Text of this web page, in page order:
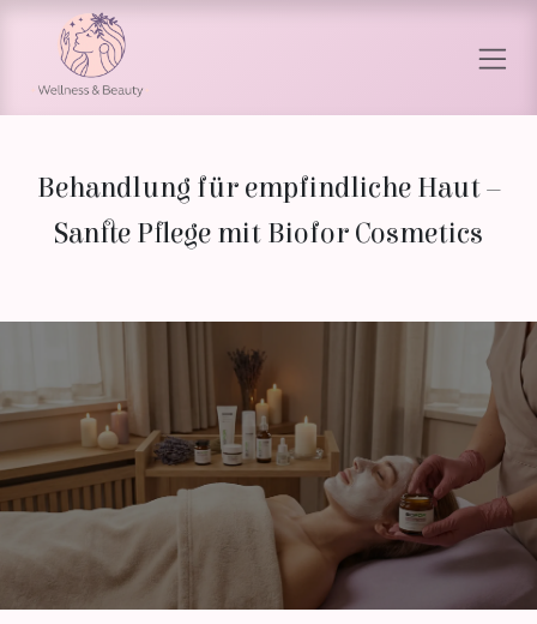
Zum Inhalt springen
Behandlung für empfindliche Haut –
Sanfte Pflege mit Biofor Cosmetics